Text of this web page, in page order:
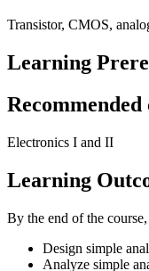
Transistor, CMOS,
Learning
Recommended
Electronics I and II
Learning
By the end of the
Design simple
Analyze simple